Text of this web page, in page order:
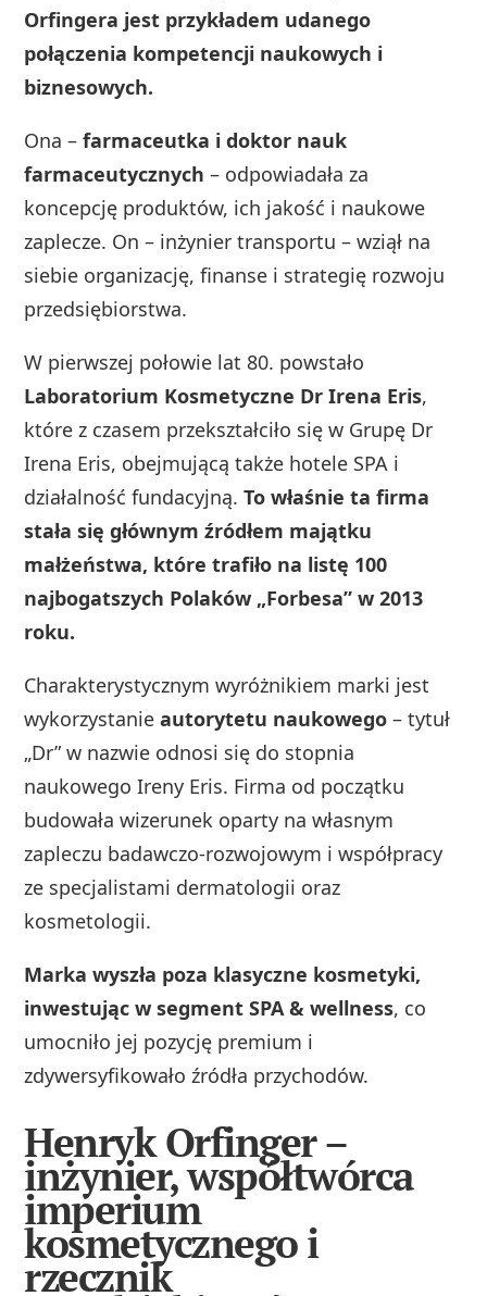
Orfingera jest przykładem udanego
połączenia kompetencji naukowych i
biznesowych.
Ona –farmaceutka i doktor nauk
farmaceutycznych – odpowiadała za
koncepcję produktów, ich jakość i naukowe
zaplecze. On – inżynier transportu – wziął na
siebie organizację, finanse i strategię rozwoju
przedsiębiorstwa.
W pierwszej połowie lat 80. powstało
Laboratorium Kosmetyczne Dr Irena Eris,
które z czasem przekształciło się w Grupę Dr
Irena Eris, obejmującą także hotele SPA i
działalność fundacyjną.To właśnie ta firma
stała się głównym źródłem majątku
małżeństwa, które trafiło na listę 100
najbogatszych Polaków „Forbesa” w 2013
roku.
Charakterystycznym wyróżnikiem marki jest
wykorzystanieautorytetu naukowego – tytuł
„Dr” w nazwie odnosi się do stopnia
naukowego Ireny Eris. Firma od początku
budowała wizerunek oparty na własnym
zapleczu badawczo‑rozwojowym i współpracy
ze specjalistami dermatologii oraz
kosmetologii.
Marka wyszła poza klasyczne kosmetyki,
inwestując w segment SPA & wellness, co
umocniło jej pozycję premium i
zdywersyfikowało źródła przychodów.
Henryk Orfinger –
inżynier, współtwórca
imperium
kosmetycznego i
rzecznik